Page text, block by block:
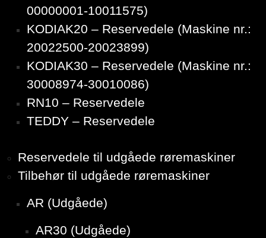
00000001-10011575)
KODIAK20 – Reservedele (Maskine nr.:
20022500-20023899)
KODIAK30 – Reservedele (Maskine nr.:
30008974-30010086)
RN10 – Reservedele
TEDDY – Reservedele
Reservedele til udgåede røremaskiner
Tilbehør til udgåede røremaskiner
AR (Udgåede)
AR30 (Udgåede)